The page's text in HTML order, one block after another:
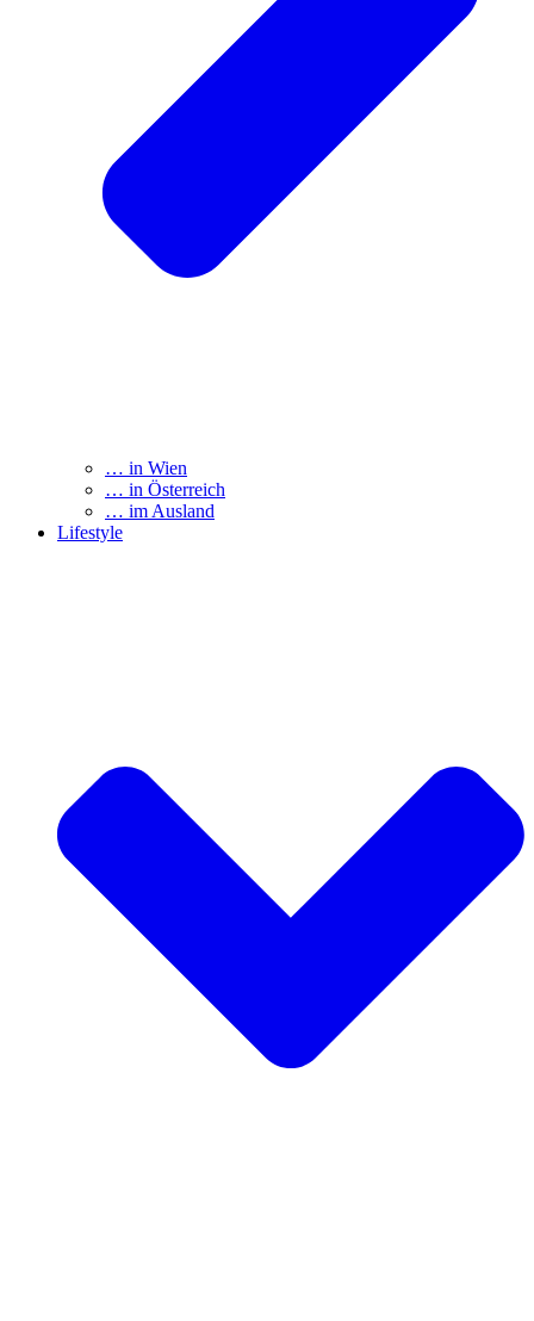
… in Wien
… in Österreich
… im Ausland
Lifestyle